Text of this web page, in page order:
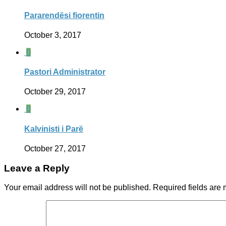
Pararendësi fiorentin
October 3, 2017
0
Pastori Administrator
October 29, 2017
0
Kalvinisti i Parë
October 27, 2017
Leave a Reply
Your email address will not be published. Required fields are